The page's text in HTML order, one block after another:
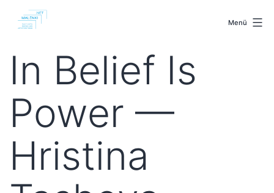
Inhalt
Menü
In Belief Is
Power —
Hristina